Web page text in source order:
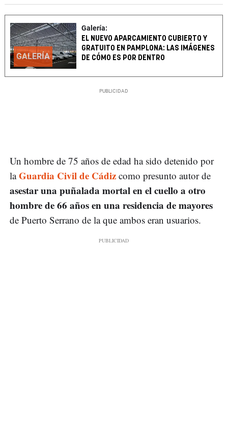
GALERÍA
Galería:
EL NUEVO APARCAMIENTO CUBIERTO Y
GRATUITO EN PAMPLONA: LAS IMÁGENES
DE CÓMO ES POR DENTRO
Un hombre de 75 años de edad ha sido detenido por
laGuardia Civil de Cádiz como presunto autor de
asestar una puñalada mortal en el cuello a otro
hombre de 66 años en una residencia de mayores
de Puerto Serrano de la que ambos eran usuarios.